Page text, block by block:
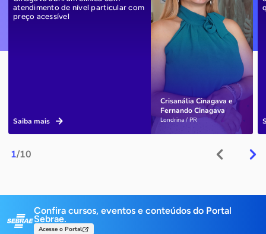
1/10
Crisanália Cinagava e
Fernando Cinagava
Londrina / PR
atendimento de nível particular com
preço acessível
Saiba mais
Confira cursos, eventos e conteúdos do Portal
Sebrae.
Acesse o Portal